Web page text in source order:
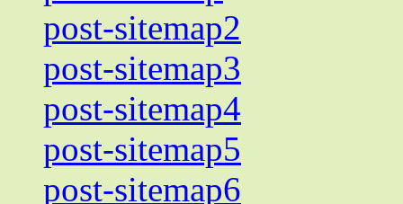
post-sitemap2
post-sitemap3
post-sitemap4
post-sitemap5
post-sitemap6